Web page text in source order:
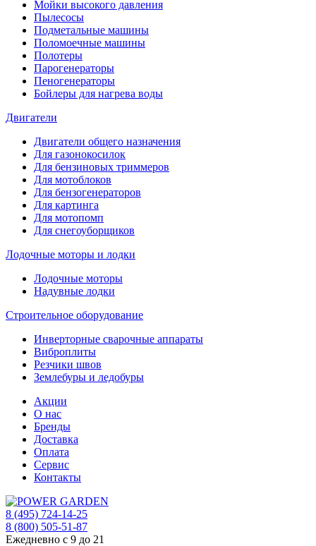
Мойки высокого давления
Пылесосы
Подметальные машины
Поломоечные машины
Полотеры
Парогенераторы
Пеногенераторы
Бойлеры для нагрева воды
Двигатели
Двигатели общего назначения
Для газонокосилок
Для бензиновых триммеров
Для мотоблоков
Для бензогенераторов
Для картинга
Для мотопомп
Для снегоуборщиков
Лодочные моторы и лодки
Лодочные моторы
Надувные лодки
Строительное оборудование
Инверторные сварочные аппараты
Виброплиты
Резчики швов
Землебуры и ледобуры
Акции
О нас
Бренды
Доставка
Оплата
Сервис
Контакты
8 (495) 724-14-25
8 (800) 505-51-87
Ежедневно с 9 до 21